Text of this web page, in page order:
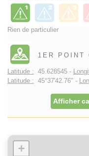
Rien de particulier
1ER POINT
Latitude : 45.628545 -
Latitude : 45°37'42.76" -
Afficher
+